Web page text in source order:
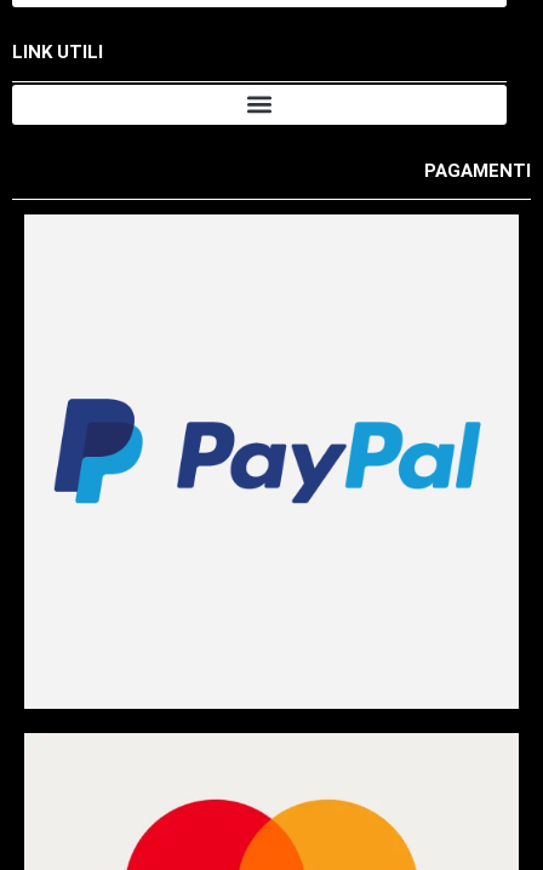
LINK UTILI
PAGAMENTI